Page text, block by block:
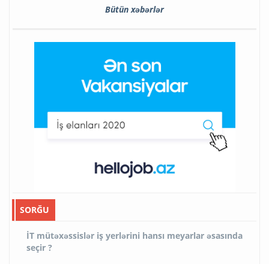
Bütün xəbərlər
SORĞU
İT mütəxəssislər iş yerlərini hansı meyarlar əsasında
seçir ?